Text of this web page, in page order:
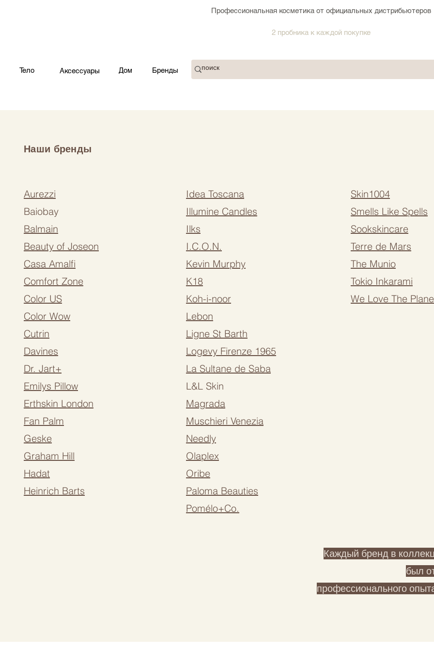
Профессиональная косметика от официальных дистрибьютеров
2 пробника к каждой покупке
Тело Аксессуары Дом Бренды
Наши бренды
Aurezzi
Baiobay
Balmain
Beauty of Joseon
Casa Amalfi
Comfort Zone
Color US
Color Wow
Cutrin
Davines
Dr. Jart+
Emilys Pillow
Erthskin London
Fan Palm
Geske
Graham Hill
Hadat
Heinrich Barts
Idea Toscana
Illumine Candles
Ilks
I.C.O.N.
Kevin Murphy
K18
Koh-i-noor
Lebon
Ligne St Barth
Logevy Firenze 1965
La Sultane de Saba
L&L Skin
Magrada
Muschieri Venezia
Needly
Olaplex
Oribe
Paloma Beauties
Pomélo+Co.
Skin1004
Smells Like Spells
Sookskincare
Terre de Mars
The Munio
Tokio Inkarami
We Love The
Каждый бренд в
был
профессионального